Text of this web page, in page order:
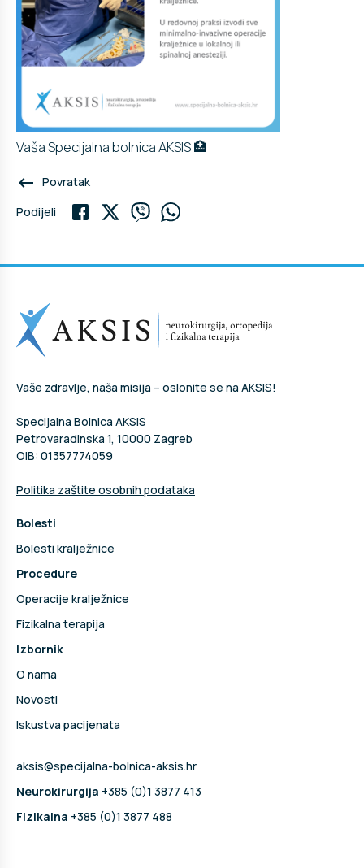
Vaša Specijalna bolnica AKSIS 🏥
keyboard_backspace Povratak
Podijeli
Vaše zdravlje, naša misija – oslonite se na AKSIS!
Specijalna Bolnica AKSIS
Petrovaradinska 1, 10000 Zagreb
OIB: 01357774059
Politika zaštite osobnih podataka
Bolesti
Bolesti kralježnice
Procedure
Operacije kralježnice
Fizikalna terapija
Izbornik
O nama
Novosti
Iskustva pacijenata
aksis@specijalna-bolnica-aksis.hr
Neurokirurgija +385 (0)1 3877 413
Fizikalna +385 (0)1 3877 488